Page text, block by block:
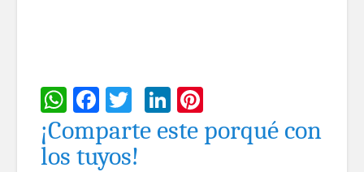
WhatsApp
Facebook
TwitterLinkedIn
¡Comparte este porqué con
los tuyos!